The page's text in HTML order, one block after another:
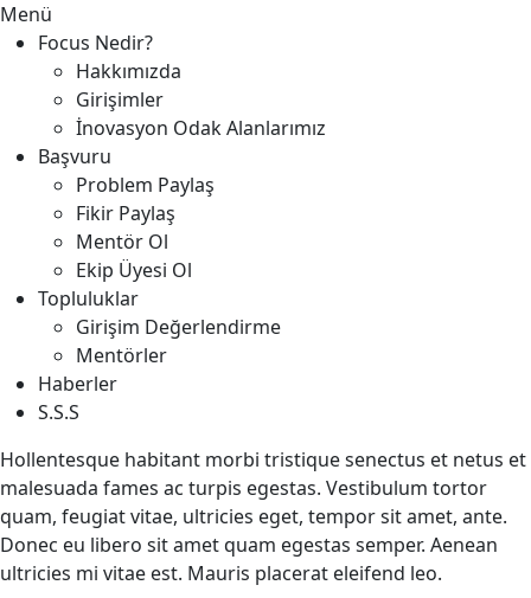
Menü
Focus Nedir?
Hakkımızda
Girişimler
İnovasyon Odak Alanlarımız
Başvuru
Problem Paylaş
Fikir Paylaş
Mentör Ol
Ekip Üyesi Ol
Topluluklar
Girişim Değerlendirme
Mentörler
Haberler
S.S.S
Hollentesque habitant morbi tristique senectus et netus et
malesuada fames ac turpis egestas. Vestibulum tortor
quam, feugiat vitae, ultricies eget, tempor sit amet, ante.
Donec eu libero sit amet quam egestas semper. Aenean
ultricies mi vitae est. Mauris placerat eleifend leo.